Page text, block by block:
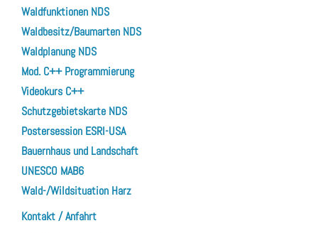
Waldfunktionen NDS
Waldbesitz/Baumarten NDS
Waldplanung NDS
Mod. C++ Programmierung
Videokurs C++
Schutzgebietskarte NDS
Postersession ESRI-USA
Bauernhaus und Landschaft
UNESCO MAB6
Wald-/Wildsituation Harz
Kontakt / Anfahrt